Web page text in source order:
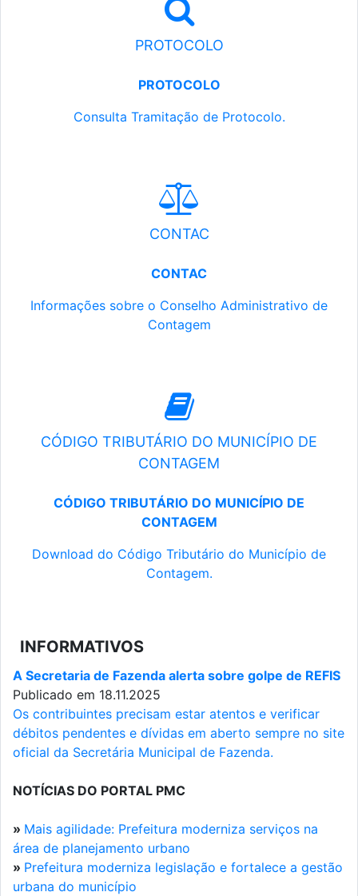
PROTOCOLO
PROTOCOLO
Consulta Tramitação de Protocolo.
CONTAC
CONTAC
Informações sobre o Conselho Administrativo de
Contagem
CÓDIGO TRIBUTÁRIO DO MUNICÍPIO DE
CONTAGEM
CÓDIGO TRIBUTÁRIO DO MUNICÍPIO DE
CONTAGEM
Download do Código Tributário do Município de
Contagem.
INFORMATIVOS
A Secretaria de Fazenda alerta sobre golpe de REFIS
Publicado em 18.11.2025
Os contribuintes precisam estar atentos e verificar
débitos pendentes e dívidas em aberto sempre no site
oficial da Secretária Municipal de Fazenda.
NOTÍCIAS DO PORTAL PMC
» Mais agilidade: Prefeitura moderniza serviços na
área de planejamento urbano
» Prefeitura moderniza legislação e fortalece a gestão
urbana do município